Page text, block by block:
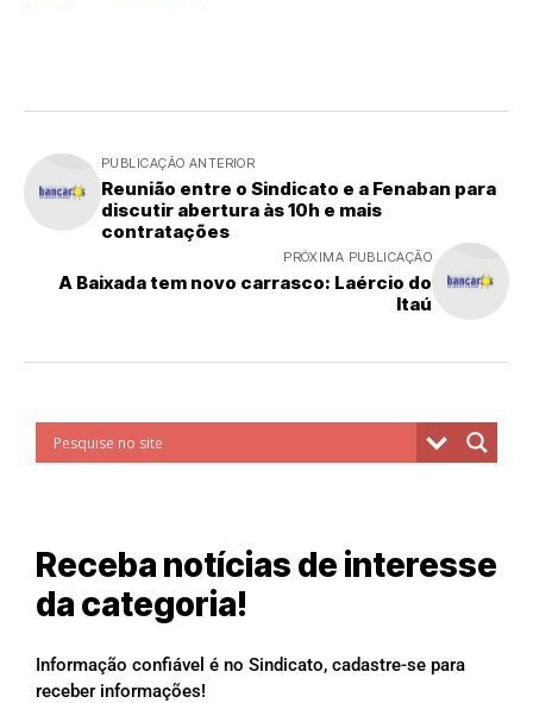
PUBLICAÇÃO ANTERIOR
Reunião entre o Sindicato e a Fenaban para
discutir abertura às 10h e mais
contratações
PRÓXIMA PUBLICAÇÃO
A Baixada tem novo carrasco: Laércio do
Itaú
Receba notícias de interesse
da categoria!
Informação confiável é no Sindicato, cadastre-se para
receber informações!